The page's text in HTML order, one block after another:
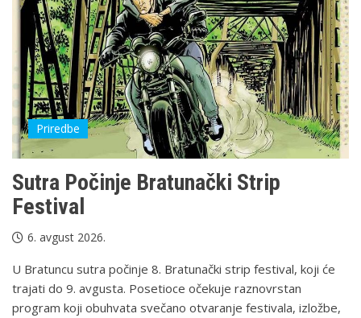
Priredbe
Sutra Počinje Bratunački Strip
Festival
6. avgust 2026.
U Bratuncu sutra počinje 8. Bratunački strip festival, koji će
trajati do 9. avgusta. Posetioce očekuje raznovrstan
program koji obuhvata svečano otvaranje festivala, izložbe,